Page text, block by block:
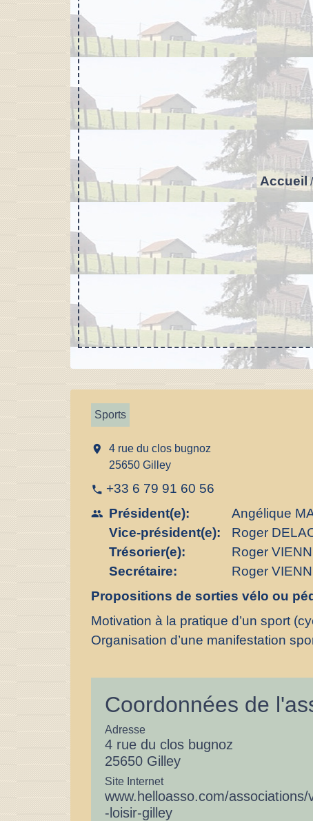
Accueil
Sports
location_on
4 rue du clos bugnoz
25650 Gilley
phone +33 6 79 91 60 56
people Président(e):
Vice-président(e):
Trésorier(e):
Secrétaire:
Angélique
Roger
Roger
Roger
Propositions de sorties vélo ou
Motivation à la pratique d’un sport
Organisation d’une manifestation
Coordonnées de
Adresse
4 rue du clos bugnoz
25650 Gilley
Site Internet
www.helloasso.com/associations/
-loisir-gilley